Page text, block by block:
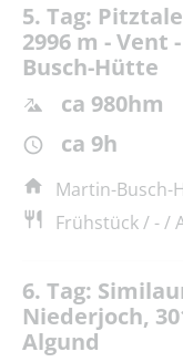
5. Tag:
2996 m - Vent
Busch-Hütte
ca 980hm
ca 9h
Martin-Busch-
Frühstück / - /
6. Tag:
Niederjoch,
Algund